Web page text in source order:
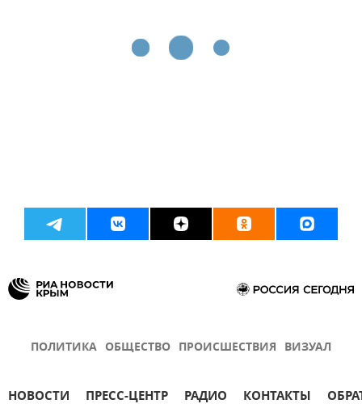
ПОЛИТИКА ОБЩЕСТВО ПРОИСШЕСТВИЯ ВИЗУАЛ
НОВОСТИ ПРЕСС-ЦЕНТР РАДИО КОНТАКТЫ